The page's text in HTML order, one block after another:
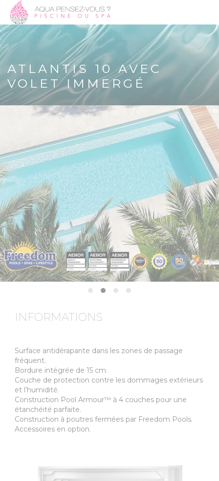
ATLANTIS 10 AVEC
VOLET IMMERGÉ
INFORMATIONS
Surface antidérapante dans les zones de passage
fréquent.
Bordure intégrée de 15 cm.
Couche de protection contre les dommages extérieurs
et l’humidité.
Construction Pool Armour™ à 4 couches pour une
étanchéité parfaite.
Construction à poutres fermées par Freedom Pools.
Accessoires en option.